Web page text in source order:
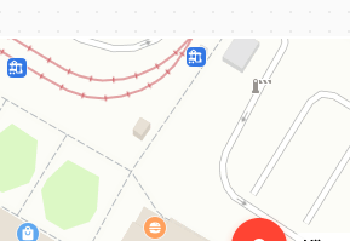
КёнигКлимат
Кондиционеры в Калининграде
Установка кондиционеров в Калининграде